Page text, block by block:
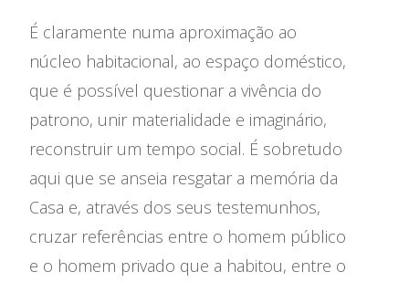
É claramente numa aproximação ao
núcleo habitacional, ao espaço doméstico,
que é possível questionar a vivência do
patrono, unir materialidade e imaginário,
reconstruir um tempo social. É sobretudo
aqui que se anseia resgatar a memória da
Casa e, através dos seus testemunhos,
cruzar referências entre o homem público
e o homem privado que a habitou, entre o